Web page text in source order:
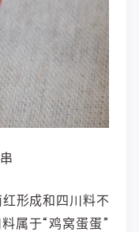
形成和四川料不
属于“鸡窝蛋蛋”